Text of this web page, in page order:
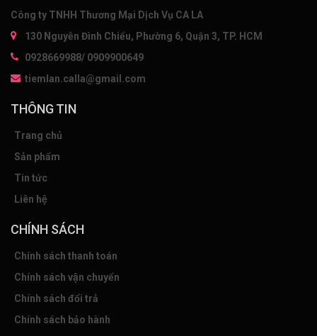
Công ty TNHH Thương Mại Dịch Vụ CA LA
130 Nguyễn Đình Chiểu, Phường 6, Quận 3, TP. HCM
0928669988/ 0909900649
tiemlan.calla@gmail.com
THÔNG TIN
Trang chủ
Sản phẩm
Tin tức
Liên hệ
CHÍNH SÁCH
Chính sách thanh toán
Chính sách vận chuyển
Chính sách đổi trả
Chính sách bảo hành